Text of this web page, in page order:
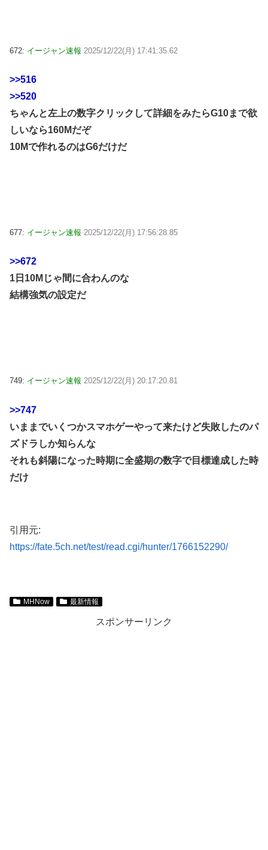
672: イージャン速報 2025/12/22(月) 17:41:35.62
>>516
>>520
ちゃんと左上の数字クリックして詳細をみたらG10まで欲
しいなら160Mだぞ
10Mで作れるのはG6だけだ
677: イージャン速報 2025/12/22(月) 17:56:28.85
>>672
1日10Mじゃ間に合わんのな
結構強気の設定だ
749: イージャン速報 2025/12/22(月) 20:17:20.81
>>747
いままでいくつかスマホゲーやって来たけど失敗したのパ
ズドラしか知らんな
それも斜陽になった時期に全盛期の数字で目標達成した時
だけ
引用元:
https://fate.5ch.net/test/read.cgi/hunter/1766152290/
MHNow 最新情報
スポンサーリンク